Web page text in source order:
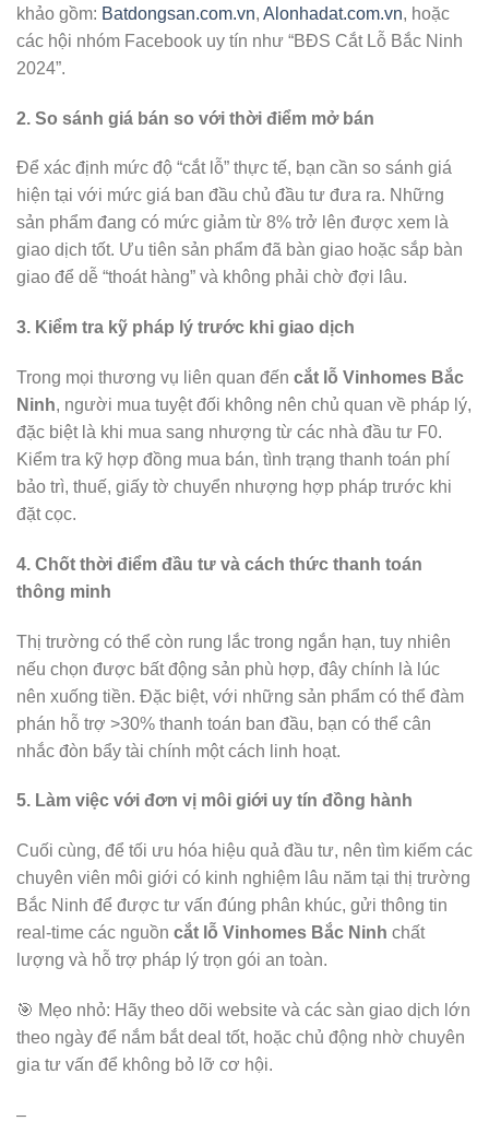
khảo gồm: Batdongsan.com.vn, Alonhadat.com.vn, hoặc
các hội nhóm Facebook uy tín như “BĐS Cắt Lỗ Bắc Ninh
2024”.
2. So sánh giá bán so với thời điểm mở bán
Để xác định mức độ “cắt lỗ” thực tế, bạn cần so sánh giá
hiện tại với mức giá ban đầu chủ đầu tư đưa ra. Những
sản phẩm đang có mức giảm từ 8% trở lên được xem là
giao dịch tốt. Ưu tiên sản phẩm đã bàn giao hoặc sắp bàn
giao để dễ “thoát hàng” và không phải chờ đợi lâu.
3. Kiểm tra kỹ pháp lý trước khi giao dịch
Trong mọi thương vụ liên quan đến cắt lỗ Vinhomes Bắc
Ninh, người mua tuyệt đối không nên chủ quan về pháp lý,
đặc biệt là khi mua sang nhượng từ các nhà đầu tư F0.
Kiểm tra kỹ hợp đồng mua bán, tình trạng thanh toán phí
bảo trì, thuế, giấy tờ chuyển nhượng hợp pháp trước khi
đặt cọc.
4. Chốt thời điểm đầu tư và cách thức thanh toán
thông minh
Thị trường có thể còn rung lắc trong ngắn hạn, tuy nhiên
nếu chọn được bất động sản phù hợp, đây chính là lúc
nên xuống tiền. Đặc biệt, với những sản phẩm có thể đàm
phán hỗ trợ >30% thanh toán ban đầu, bạn có thể cân
nhắc đòn bẩy tài chính một cách linh hoạt.
5. Làm việc với đơn vị môi giới uy tín đồng hành
Cuối cùng, để tối ưu hóa hiệu quả đầu tư, nên tìm kiếm các
chuyên viên môi giới có kinh nghiệm lâu năm tại thị trường
Bắc Ninh để được tư vấn đúng phân khúc, gửi thông tin
real-time các nguồn cắt lỗ Vinhomes Bắc Ninh chất
lượng và hỗ trợ pháp lý trọn gói an toàn.
🎯 Mẹo nhỏ: Hãy theo dõi website và các sàn giao dịch lớn
theo ngày để nắm bắt deal tốt, hoặc chủ động nhờ chuyên
gia tư vấn để không bỏ lỡ cơ hội.
–